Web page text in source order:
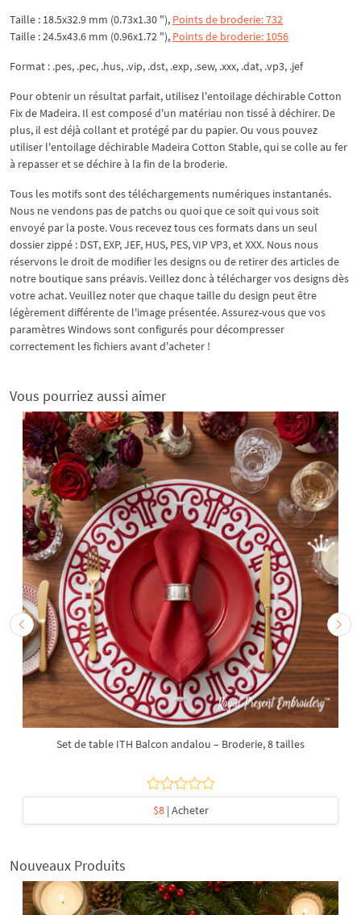
Taille : 18.5x32.9 mm (0.73x1.30 "), Points de broderie: 732
Taille : 24.5x43.6 mm (0.96x1.72 "), Points de broderie: 1056
Format : .pes, .pec, .hus, .vip, .dst, .exp, .sew, .xxx, .dat, .vp3, .jef
Pour obtenir un résultat parfait, utilisez l'entoilage déchirable Cotton
Fix de Madeira. Il est composé d'un matériau non tissé à déchirer. De
plus, il est déjà collant et protégé par du papier. Ou vous pouvez
utiliser l'entoilage déchirable Madeira Cotton Stable, qui se colle au fer
à repasser et se déchire à la fin de la broderie.
Tous les motifs sont des téléchargements numériques instantanés.
Nous ne vendons pas de patchs ou quoi que ce soit qui vous soit
envoyé par la poste. Vous recevez tous ces formats dans un seul
dossier zippé : DST, EXP, JEF, HUS, PES, VIP VP3, et XXX. Nous nous
réservons le droit de modifier les designs ou de retirer des articles de
notre boutique sans préavis. Veillez donc à télécharger vos designs dès
votre achat. Veuillez noter que chaque taille du design peut être
légèrement différente de l'image présentée. Assurez-vous que vos
paramètres Windows sont configurés pour décompresser
correctement les fichiers avant d'acheter !
Vous pourriez aussi aimer
Set de table ITH Balcon andalou – Broderie, 8 tailles
$8| Acheter
Nouveaux Produits